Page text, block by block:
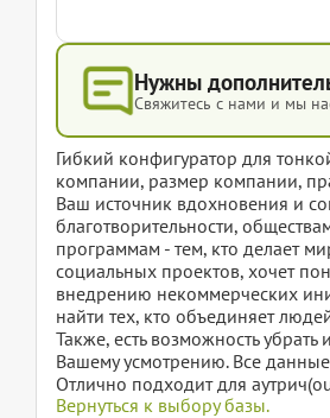
Нужны
Свяжитесь с нами и мы
Гибкий конфигуратор для
компании, размер компании,
Ваш источник вдохновения и
благотворительности,
программам - тем, кто делает
социальных проектов, хочет
внедрению некоммерческих
найти тех, кто объединяет
Также, есть возможность
Вашему усмотрению. Все
Отлично подходит для
Вернуться к выбору базы.